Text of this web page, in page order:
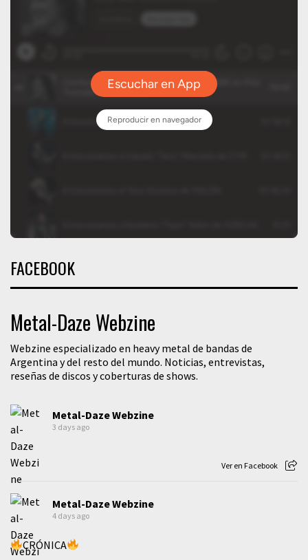
FACEBOOK
Metal-Daze Webzine
Webzine especializado en heavy metal de bandas de
Argentina y del resto del mundo. Noticias, entrevistas,
reseñas de discos y coberturas de shows.
Metal-Daze Webzine
3 days ago
Ver en Facebook
Metal-Daze Webzine
4 days ago
CRÓNICA